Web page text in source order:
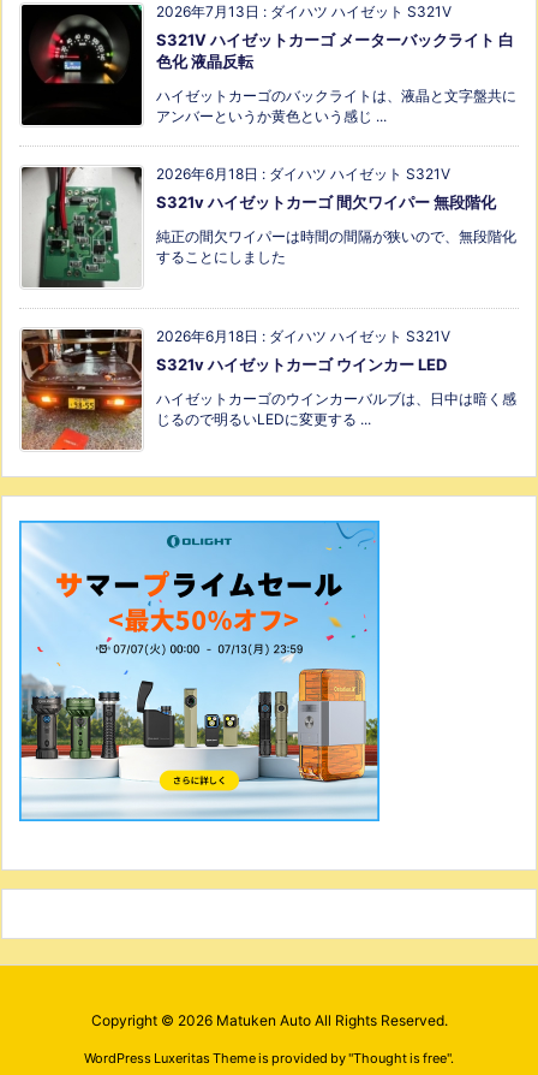
2026年7月13日 : ダイハツ ハイゼット S321V
S321V ハイゼットカーゴ メーターバックライト 白
色化 液晶反転
ハイゼットカーゴのバックライトは、液晶と文字盤共に
アンバーというか黄色という感じ ...
2026年6月18日 : ダイハツ ハイゼット S321V
S321v ハイゼットカーゴ 間欠ワイパー 無段階化
純正の間欠ワイパーは時間の間隔が狭いので、無段階化
することにしました
2026年6月18日 : ダイハツ ハイゼット S321V
S321v ハイゼットカーゴ ウインカー LED
ハイゼットカーゴのウインカーバルブは、日中は暗く感
じるので明るいLEDに変更する ...
Copyright © 2026 Matuken AutoAll Rights Reserved.
WordPress Luxeritas Theme is provided by "Thought is free".